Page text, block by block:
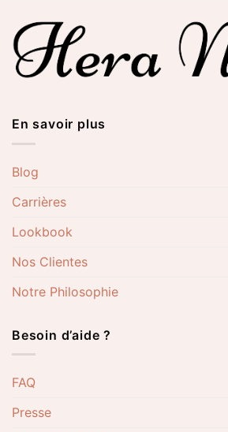
En savoir plus
Blog
Carrières
Lookbook
Nos Clientes
Notre Philosophie
Besoin d’aide ?
FAQ
Presse